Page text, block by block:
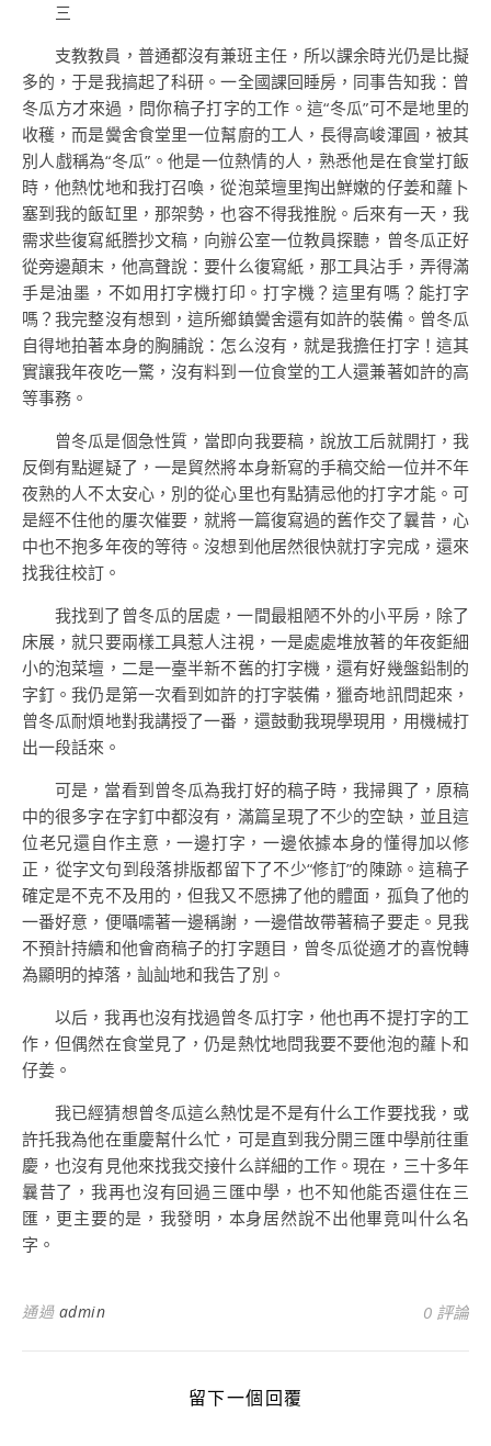
三
支教教員，普通都沒有兼班主任，所以課余時光仍是比擬
多的，于是我搞起了科研。一全國課回睡房，同事告知我：曾
冬瓜方才來過，問你稿子打字的工作。這“冬瓜”可不是地里的
收穫，而是黌舍食堂里一位幫廚的工人，長得高峻渾圓，被其
別人戲稱為“冬瓜”。他是一位熱情的人，熟悉他是在食堂打飯
時，他熱忱地和我打召喚，從泡菜壇里掏出鮮嫩的仔姜和蘿卜
塞到我的飯缸里，那架勢，也容不得我推脫。后來有一天，我
需求些復寫紙謄抄文稿，向辦公室一位教員探聽，曾冬瓜正好
從旁邊顛末，他高聲說：要什么復寫紙，那工具沾手，弄得滿
手是油墨，不如用打字機打印。打字機？這里有嗎？能打字
嗎？我完整沒有想到，這所鄉鎮黌舍還有如許的裝備。曾冬瓜
自得地拍著本身的胸脯說：怎么沒有，就是我擔任打字！這其
實讓我年夜吃一驚，沒有料到一位食堂的工人還兼著如許的高
等事務。
曾冬瓜是個急性質，當即向我要稿，說放工后就開打，我
反倒有點遲疑了，一是貿然將本身新寫的手稿交給一位并不年
夜熟的人不太安心，別的從心里也有點猜忌他的打字才能。可
是經不住他的屢次催要，就將一篇復寫過的舊作交了曩昔，心
中也不抱多年夜的等待。沒想到他居然很快就打字完成，還來
找我往校訂。
我找到了曾冬瓜的居處，一間最粗陋不外的小平房，除了
床展，就只要兩樣工具惹人注視，一是處處堆放著的年夜鉅細
小的泡菜壇，二是一臺半新不舊的打字機，還有好幾盤鉛制的
字釘。我仍是第一次看到如許的打字裝備，獵奇地訊問起來，
曾冬瓜耐煩地對我講授了一番，還鼓動我現學現用，用機械打
出一段話來。
可是，當看到曾冬瓜為我打好的稿子時，我掃興了，原稿
中的很多字在字釘中都沒有，滿篇呈現了不少的空缺，並且這
位老兄還自作主意，一邊打字，一邊依據本身的懂得加以修
正，從字文句到段落排版都留下了不少“修訂”的陳跡。這稿子
確定是不克不及用的，但我又不愿拂了他的體面，孤負了他的
一番好意，便囁嚅著一邊稱謝，一邊借故帶著稿子要走。見我
不預計持續和他會商稿子的打字題目，曾冬瓜從適才的喜悅轉
為顯明的掉落，訕訕地和我告了別。
以后，我再也沒有找過曾冬瓜打字，他也再不提打字的工
作，但偶然在食堂見了，仍是熱忱地問我要不要他泡的蘿卜和
仔姜。
我已經猜想曾冬瓜這么熱忱是不是有什么工作要找我，或
許托我為他在重慶幫什么忙，可是直到我分開三匯中學前往重
慶，也沒有見他來找我交接什么詳細的工作。現在，三十多年
曩昔了，我再也沒有回過三匯中學，也不知他能否還住在三
匯，更主要的是，我發明，本身居然說不出他畢竟叫什么名
字。
通過 admin 0 評論
留下一個回覆